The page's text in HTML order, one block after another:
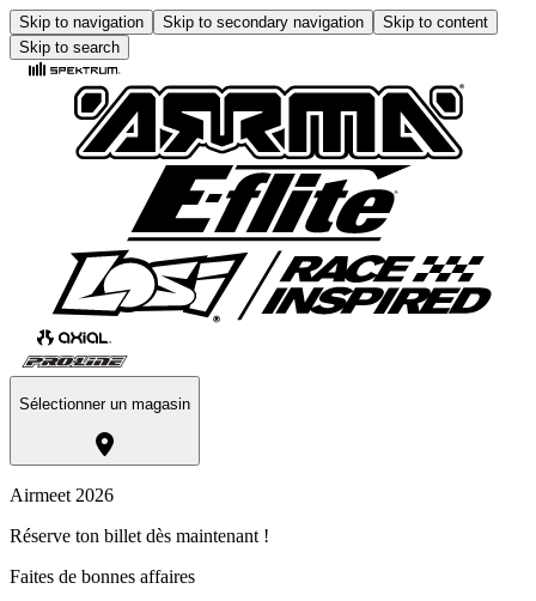
Skip to navigation Skip to secondary navigation
Skip to content
Skip to search
Sélectionner un magasin
Airmeet 2026
Réserve ton billet dès maintenant !
Faites de bonnes affaires